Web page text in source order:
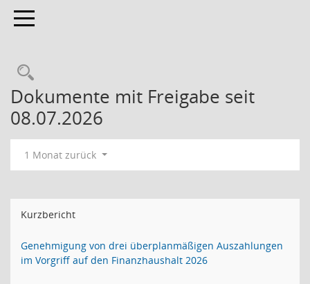
Toggle navigation
Rechercheauswahl
Dokumente mit Freigabe seit
08.07.2026
1 Monat zurück
Kurzbericht
Genehmigung von drei überplanmäßigen Auszahlungen
im Vorgriff auf den Finanzhaushalt 2026